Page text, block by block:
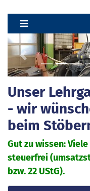
Previous
Unser
- wir
beim
Gut zu wissen:
steuerfrei
bzw. 22 UStG).